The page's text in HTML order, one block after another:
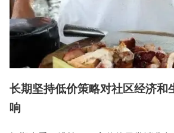
长期坚持低价策略对社区经济和
响